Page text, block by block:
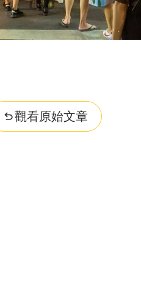
觀看原始文章